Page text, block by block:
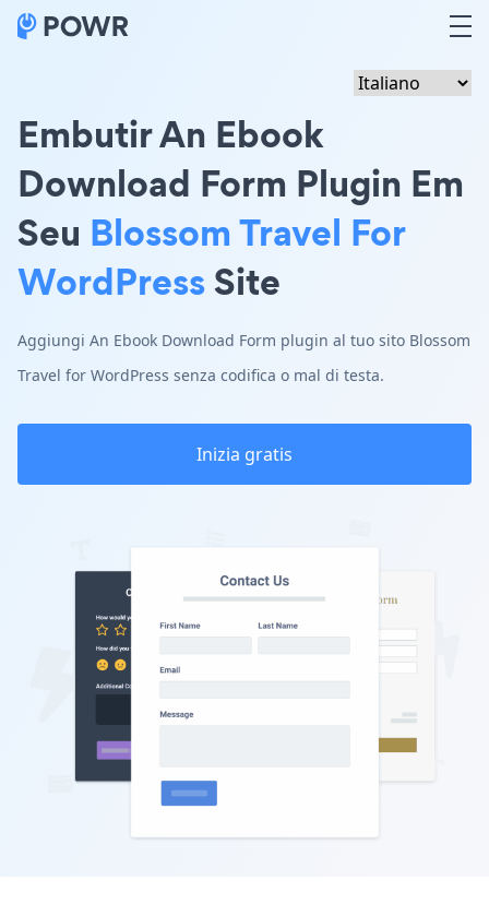
Embutir An Ebook
Download Form Plugin Em
Seu Blossom Travel For
WordPressSite
Aggiungi An Ebook Download Form plugin al tuo sito Blossom
Travel for WordPress senza codifica o mal di testa.
Inizia gratis